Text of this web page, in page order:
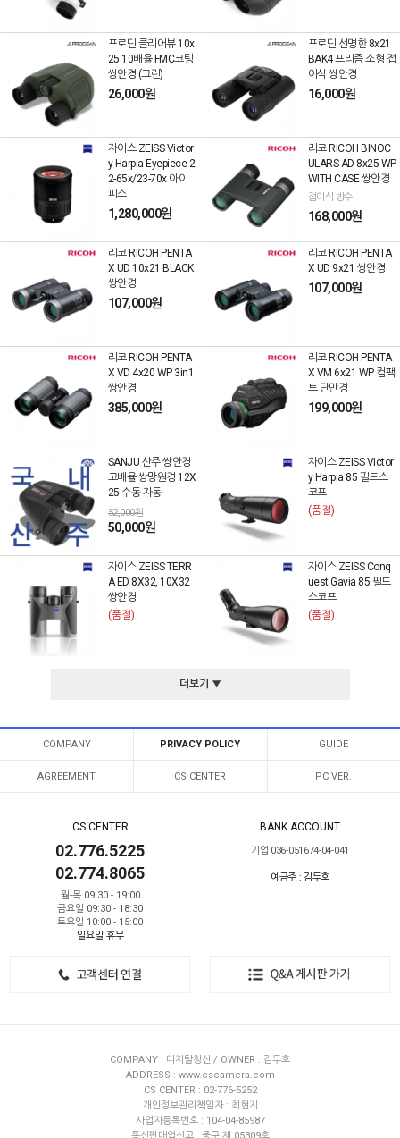
프로딘 클리어뷰 10x
25 10배율 FMC코팅
쌍안경 (그린)
26,000원
프로딘 선명한 8x21
BAK4 프리즘 소형 접
이식 쌍안경
16,000원
자이스 ZEISS Victor
y Harpia Eyepiece 2
2-65x/23-70x 아이
피스
1,280,000원
리코 RICOH BINOC
ULARS AD 8x25 WP
WITH CASE 쌍안경
접이식 방수
168,000원
리코 RICOH PENTA
X UD 10x21 BLACK
쌍안경
107,000원
리코 RICOH PENTA
X UD 9x21 쌍안경
107,000원
리코 RICOH PENTA
X VD 4x20 WP 3in1
쌍안경
385,000원
리코 RICOH PENTA
X VM 6x21 WP 컴팩
트 단만경
199,000원
SANJU 산주 쌍안경
고배율 쌍망원경 12X
25 수동 자동
52,000원
50,000원
자이스 ZEISS Victor
y Harpia 85 필드스
코프
(품절)
자이스 ZEISS TERR
A ED 8X32, 10X32
쌍안경
(품절)
자이스 ZEISS Conq
uest Gavia 85 필드
스코프
(품절)
더보기 ▼
COMPANY PRIVACY POLICY GUIDE
AGREEMENT CS CENTER PC VER.
CS CENTER
02.776.5225
02.774.8065
월-목 09:30 - 19:00
금요일 09:30 - 18:30
토요일 10:00 - 15:00
일요일 휴무
BANK ACCOUNT
기업 036-051674-04-041
예금주 : 김두호
COMPANY : 디지탈창신 / OWNER : 김두호
ADDRESS : www.cscamera.com
CS CENTER : 02-776-5252
개인정보관리책임자 : 최현지
사업자등록번호 : 104-04-85987